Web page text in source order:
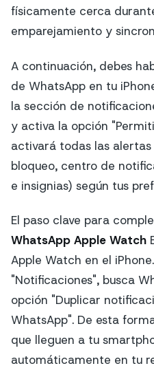
físicamente cerca
emparejamiento y
A continuación, debes
de WhatsApp en tu
la sección de
y activa la opción
activará todas las
bloqueo, centro de
e insignias) según tus
El paso clave para
WhatsApp Apple Watch
Apple Watch en el
"Notificaciones", busca
opción "Duplicar
WhatsApp". De esta
que lleguen a tu
automáticamente en tu